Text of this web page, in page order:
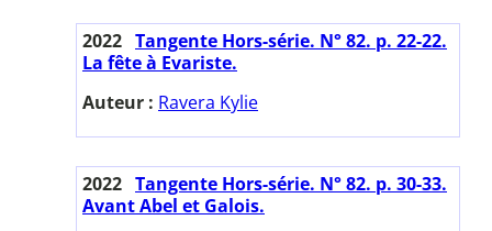
2022 Tangente Hors-série. N° 82. p. 22-22.
La fête à Evariste.
Auteur : Ravera Kylie
2022 Tangente Hors-série. N° 82. p. 30-33.
Avant Abel et Galois.